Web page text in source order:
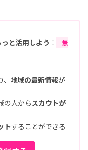
と活用しよう！
無
地域の最新情報が
の人からスカウトが
トすることができる